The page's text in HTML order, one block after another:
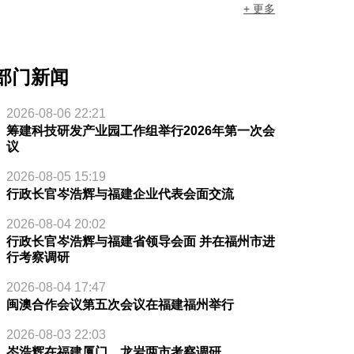
+ 更多
门新闻
2026-08-06 22:21
筹建科技研发产业园工作组举行2026年第一次会
议
2026-08-05 15:19
行政长官岑浩辉与福建企业代表会面交流
2026-08-04 20:02
行政长官岑浩辉与福建省领导会面 并在福州市进
行考察调研
2026-08-04 17:47
闽澳合作会议第五次会议在福建福州举行
2026-08-03 22:03